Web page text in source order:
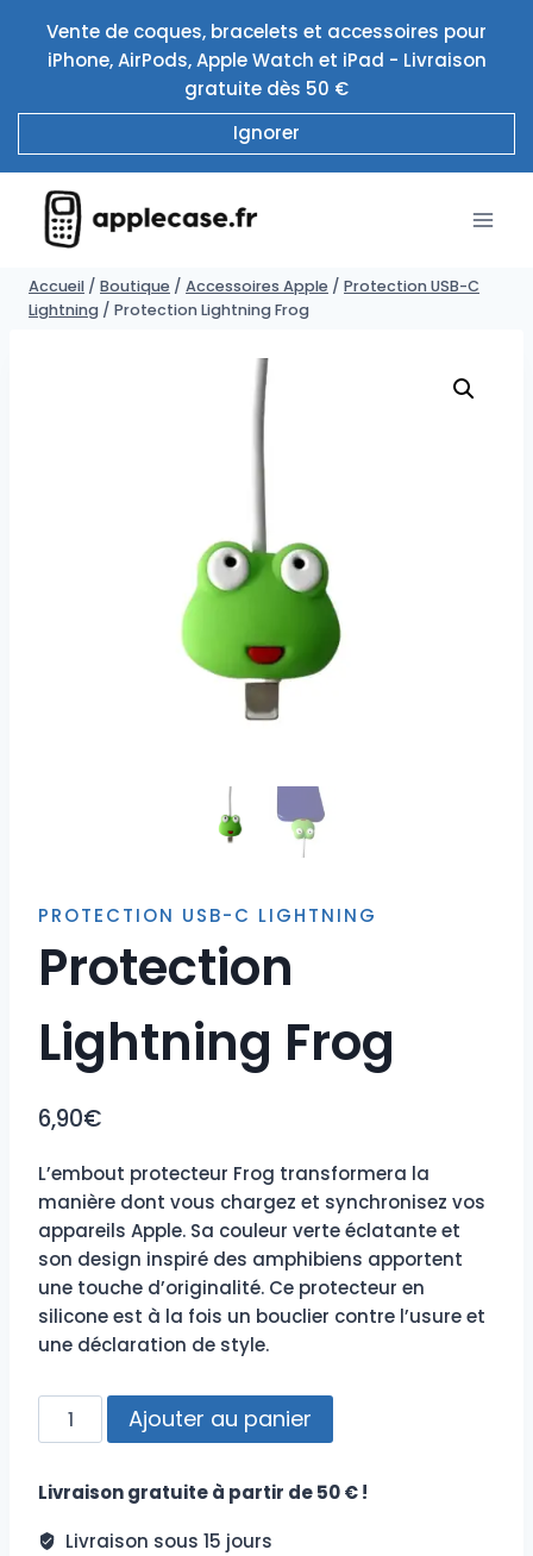
contenu
Vente de coques, bracelets et accessoires pour
iPhone, AirPods, Apple Watch et iPad - Livraison
gratuite dès 50 €
Ignorer
Accueil / Boutique / Accessoires Apple / Protection USB-C
Lightning / Protection Lightning Frog
PROTECTION USB-C LIGHTNING
Protection
Lightning Frog
6,90€
L’embout protecteur Frog transformera la
manière dont vous chargez et synchronisez vos
appareils Apple. Sa couleur verte éclatante et
son design inspiré des amphibiens apportent
une touche d’originalité. Ce protecteur en
silicone est à la fois un bouclier contre l’usure et
une déclaration de style.
quantité
de
Lightning
Ajouter au panier
Livraison gratuite à partir de 50 € !
Livraison sous 15 jours